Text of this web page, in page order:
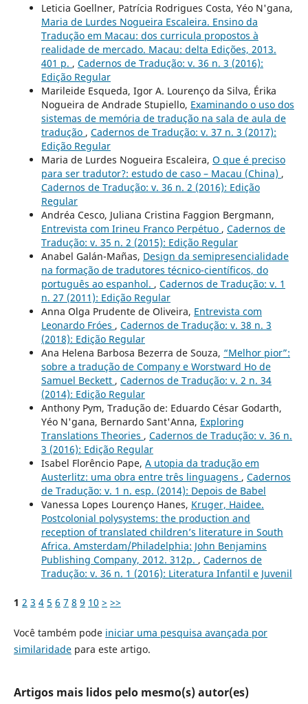
Leticia Goellner, Patrícia Rodrigues Costa, Yéo N'gana,
Maria de Lurdes Nogueira Escaleira. Ensino da
Tradução em Macau: dos curricula propostos à
realidade de mercado. Macau: delta Edições, 2013.
401 p. , Cadernos de Tradução: v. 36 n. 3 (2016):
Edição Regular
Marileide Esqueda, Igor A. Lourenço da Silva, Érika
Nogueira de Andrade Stupiello, Examinando o uso dos
sistemas de memória de tradução na sala de aula de
tradução , Cadernos de Tradução: v. 37 n. 3 (2017):
Edição Regular
Maria de Lurdes Nogueira Escaleira, O que é preciso
para ser tradutor?: estudo de caso – Macau (China) ,
Cadernos de Tradução: v. 36 n. 2 (2016): Edição
Regular
Andréa Cesco, Juliana Cristina Faggion Bergmann,
Entrevista com Irineu Franco Perpétuo , Cadernos de
Tradução: v. 35 n. 2 (2015): Edição Regular
Anabel Galán-Mañas, Design da semipresencialidade
na formação de tradutores técnico-científicos, do
português ao espanhol. , Cadernos de Tradução: v. 1
n. 27 (2011): Edição Regular
Anna Olga Prudente de Oliveira, Entrevista com
Leonardo Fróes , Cadernos de Tradução: v. 38 n. 3
(2018): Edição Regular
Ana Helena Barbosa Bezerra de Souza, “Melhor pior”:
sobre a tradução de Company e Worstward Ho de
Samuel Beckett , Cadernos de Tradução: v. 2 n. 34
(2014): Edição Regular
Anthony Pym, Tradução de: Eduardo César Godarth,
Yéo N'gana, Bernardo Sant'Anna, Exploring
Translations Theories , Cadernos de Tradução: v. 36 n.
3 (2016): Edição Regular
Isabel Florêncio Pape, A utopia da tradução em
Austerlitz: uma obra entre três linguagens , Cadernos
de Tradução: v. 1 n. esp. (2014): Depois de Babel
Vanessa Lopes Lourenço Hanes, Kruger, Haidee.
Postcolonial polysystems: the production and
reception of translated children’s literature in South
Africa. Amsterdam/Philadelphia: John Benjamins
Publishing Company, 2012. 312p. , Cadernos de
Tradução: v. 36 n. 1 (2016): Literatura Infantil e Juvenil
1 2 3 4 5 6 7 8 9 10 > >>
Você também pode iniciar uma pesquisa avançada por
similaridadepara este artigo.
Artigos mais lidos pelo mesmo(s) autor(es)